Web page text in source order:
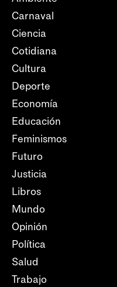
Carnaval
Ciencia
Cotidiana
Cultura
Deporte
Economía
Educación
Feminismos
Futuro
Justicia
Libros
Mundo
Opinión
Política
Salud
Trabajo